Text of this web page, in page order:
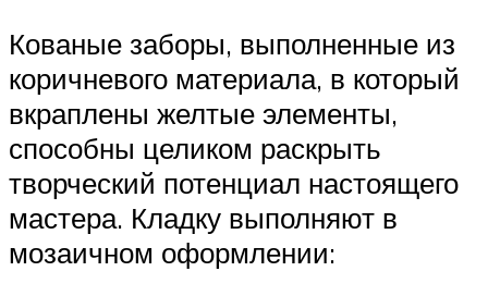
Кованые заборы, выполненные из
коричневого материала, в который
вкраплены желтые элементы,
способны целиком раскрыть
творческий потенциал настоящего
мастера. Кладку выполняют в
мозаичном оформлении: